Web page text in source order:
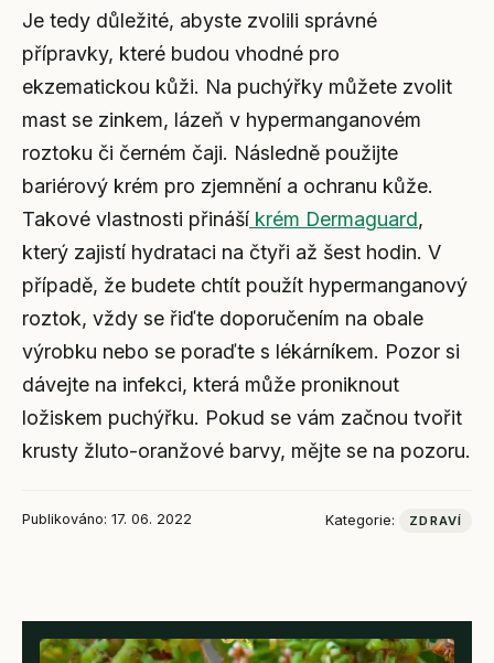
Je tedy důležité, abyste zvolili správné
přípravky, které budou vhodné pro
ekzematickou kůži. Na puchýřky můžete zvolit
mast se zinkem, lázeň v hypermanganovém
roztoku či černém čaji. Následně použijte
bariérový krém pro zjemnění a ochranu kůže.
Takové vlastnosti přináší krém Dermaguard,
který zajistí hydrataci na čtyři až šest hodin. V
případě, že budete chtít použít hypermanganový
roztok, vždy se řiďte doporučením na obale
výrobku nebo se poraďte s lékárníkem. Pozor si
dávejte na infekci, která může proniknout
ložiskem puchýřku. Pokud se vám začnou tvořit
krusty žluto-oranžové barvy, mějte se na pozoru.
Publikováno: 17. 06. 2022 Kategorie: ZDRAVÍ